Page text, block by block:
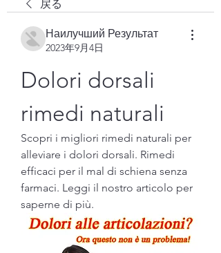
戻る
Наилучший Результат
2023年9月4日
Dolori dorsali
rimedi naturali
Scopri i migliori rimedi naturali per
alleviare i dolori dorsali. Rimedi
efficaci per il mal di schiena senza
farmaci. Leggi il nostro articolo per
saperne di più.